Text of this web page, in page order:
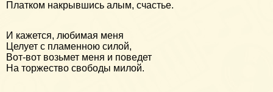
Платком накрывшись алым, счастье.
И кажется, любимая меня
Целует с пламенною силой,
Вот-вот возьмет меня и поведет
На торжество свободы милой.